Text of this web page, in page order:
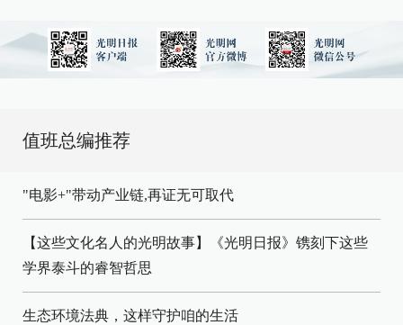
值班总编推荐
"电影+"带动产业链,再证无可取代
【这些文化名人的光明故事】《光明日报》镌刻下这些
学界泰斗的睿智哲思
生态环境法典，这样守护咱的生活